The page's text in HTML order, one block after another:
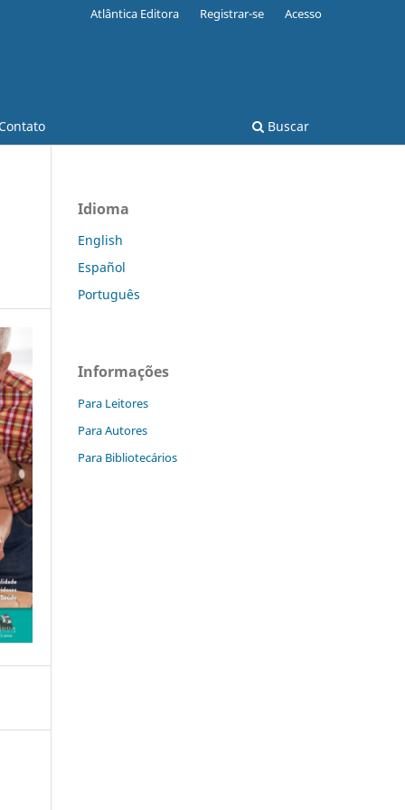
Buscar
Atlântica Editora Registrar-se Acesso
Idioma
English
Español
Português
Informações
Para Leitores
Para Autores
Para Bibliotecários